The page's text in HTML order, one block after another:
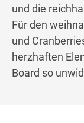
und die
Für den
und
herzhaften
Board so